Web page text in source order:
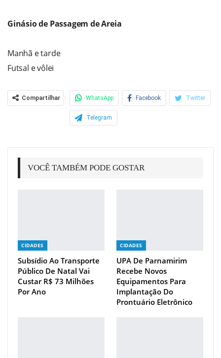
Ginásio de Passagem de Areia
Manhã e tarde
Futsal e vôlei
Compartilhar WhatsApp Facebook Twitter
Telegram
VOCÊ TAMBÉM PODE GOSTAR
CIDADES
Subsídio Ao Transporte
Público De Natal Vai
Custar R$ 73 Milhões
Por Ano
CIDADES
UPA De Parnamirim
Recebe Novos
Equipamentos Para
Implantação Do
Prontuário Eletrônico